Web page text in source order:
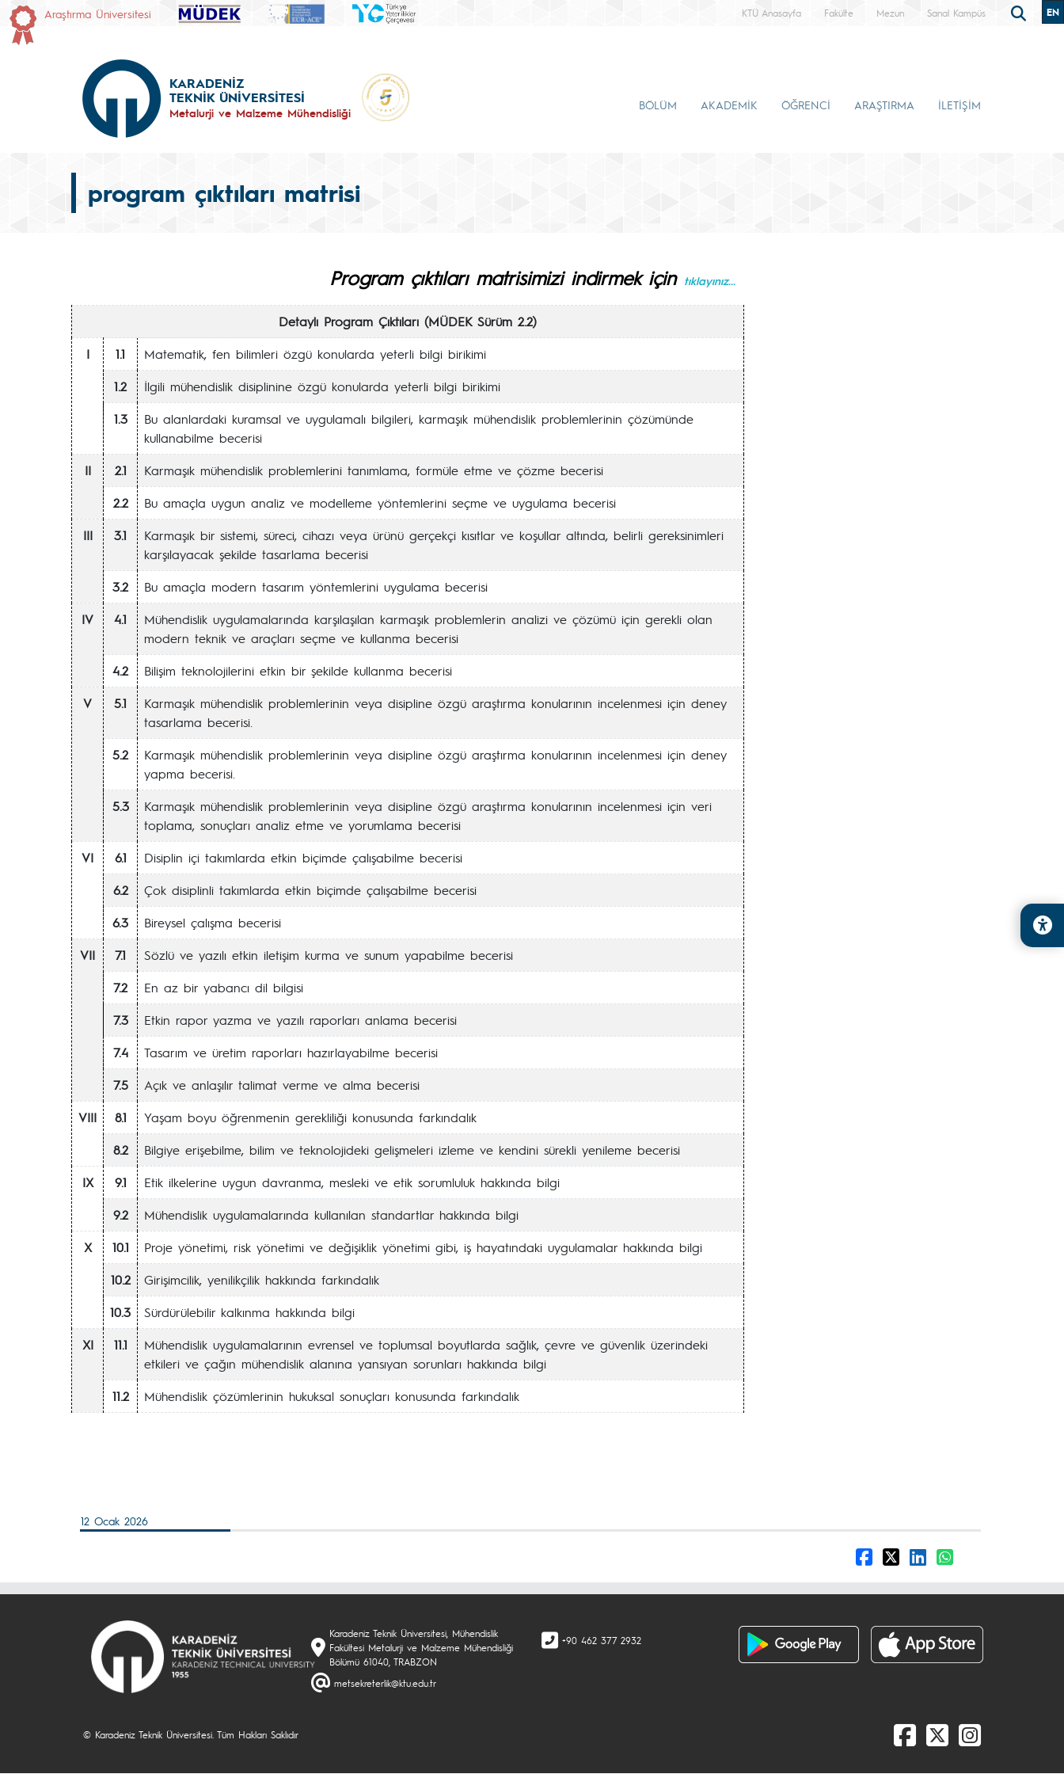
Araştırma Üniversitesi KTÜ Anasayfa Fakülte Mezun Sanal Kampüs EN
KARADENİZ
TEKNİK ÜNİVERSİTESİ
Metalurji ve Malzeme Mühendisliği
BÖLÜM AKADEMİK ÖĞRENCİ ARAŞTIRMA İLETİŞİM
program çıktıları matrisi
Program çıktıları matrisimizi indirmek için tıklayınız...
Detaylı Program Çıktıları (MÜDEK Sürüm 2.2)
I
1.1
Matematik, fen bilimleri özgü konularda yeterli bilgi birikimi
1.2
İlgili mühendislik disiplinine özgü konularda yeterli bilgi birikimi
1.3
Bu alanlardaki kuramsal ve uygulamalı bilgileri, karmaşık mühendislik problemlerinin çözümünde
kullanabilme becerisi
II
2.1
Karmaşık mühendislik problemlerini tanımlama, formüle etme ve çözme becerisi
2.2
Bu amaçla uygun analiz ve modelleme yöntemlerini seçme ve uygulama becerisi
III
3.1
Karmaşık bir sistemi, süreci, cihazı veya ürünü gerçekçi kısıtlar ve koşullar altında, belirli gereksinimleri
karşılayacak şekilde tasarlama becerisi
3.2
Bu amaçla modern tasarım yöntemlerini uygulama becerisi
IV
4.1
Mühendislik uygulamalarında karşılaşılan karmaşık problemlerin analizi ve çözümü için gerekli olan
modern teknik ve araçları seçme ve kullanma becerisi
4.2
Bilişim teknolojilerini etkin bir şekilde kullanma becerisi
V
5.1
Karmaşık mühendislik problemlerinin veya disipline özgü araştırma konularının incelenmesi için deney
tasarlama becerisi.
5.2
Karmaşık mühendislik problemlerinin veya disipline özgü araştırma konularının incelenmesi için deney
yapma becerisi.
5.3
Karmaşık mühendislik problemlerinin veya disipline özgü araştırma konularının incelenmesi için veri
toplama, sonuçları analiz etme ve yorumlama becerisi
VI
6.1
Disiplin içi takımlarda etkin biçimde çalışabilme becerisi
6.2
Çok disiplinli takımlarda etkin biçimde çalışabilme becerisi
6.3
Bireysel çalışma becerisi
VII
7.1
Sözlü ve yazılı etkin iletişim kurma ve sunum yapabilme becerisi
7.2
En az bir yabancı dil bilgisi
7.3
Etkin rapor yazma ve yazılı raporları anlama becerisi
7.4
Tasarım ve üretim raporları hazırlayabilme becerisi
7.5
Açık ve anlaşılır talimat verme ve alma becerisi
VIII
8.1
Yaşam boyu öğrenmenin gerekliliği konusunda farkındalık
8.2
Bilgiye erişebilme, bilim ve teknolojideki gelişmeleri izleme ve kendini sürekli yenileme becerisi
IX
9.1
Etik ilkelerine uygun davranma, mesleki ve etik sorumluluk hakkında bilgi
9.2
Mühendislik uygulamalarında kullanılan standartlar hakkında bilgi
X
10.1
Proje yönetimi, risk yönetimi ve değişiklik yönetimi gibi, iş hayatındaki uygulamalar hakkında bilgi
10.2
Girişimcilik, yenilikçilik hakkında farkındalık
10.3
Sürdürülebilir kalkınma hakkında bilgi
XI
11.1
Mühendislik uygulamalarının evrensel ve toplumsal boyutlarda sağlık, çevre ve güvenlik üzerindeki
etkileri ve çağın mühendislik alanına yansıyan sorunları hakkında bilgi
11.2
Mühendislik çözümlerinin hukuksal sonuçları konusunda farkındalık
12 Ocak 2026
Karadeniz Teknik Üniversitesi, Mühendislik
Fakültesi Metalurji ve Malzeme Mühendisliği
Bölümü 61040, TRABZON
metsekreterlik@ktu.edu.tr
+90 462 377 2932
© Karadeniz Teknik Üniversitesi. Tüm Hakları Saklıdır